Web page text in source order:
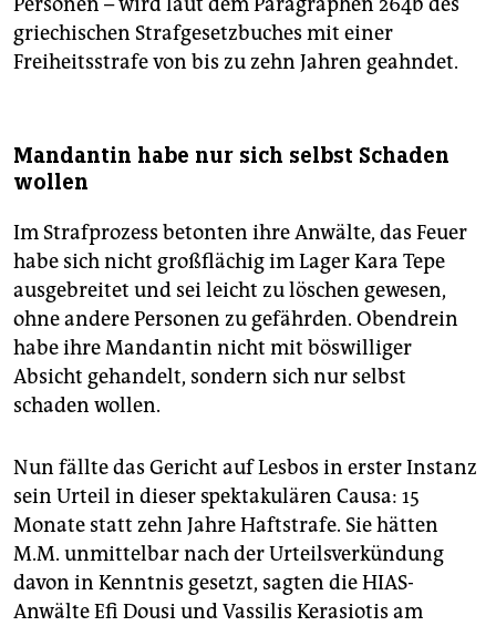
griechischen Strafgesetzbuches mit einer
Freiheitsstrafe von bis zu zehn Jahren geahndet.
Mandantin habe nur sich selbst Schaden
wollen
Im Strafprozess betonten ihre Anwälte, das Feuer
habe sich nicht großflächig im Lager Kara Tepe
ausgebreitet und sei leicht zu löschen gewesen,
ohne andere Personen zu gefährden. Obendrein
habe ihre Mandantin nicht mit böswilliger
Absicht gehandelt, sondern sich nur selbst
schaden wollen.
Nun fällte das Gericht auf Lesbos in erster Instanz
sein Urteil in dieser spektakulären Causa: 15
Monate statt zehn Jahre Haftstrafe. Sie hätten
M.M. unmittelbar nach der Urteilsverkündung
davon in Kenntnis gesetzt, sagten die HIAS-
Anwälte Efi Dousi und Vassilis Kerasiotis am